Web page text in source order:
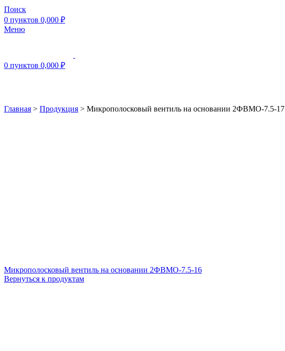
Поиск
0 пунктов 0,000 ₽
Меню
0 пунктов 0,000 ₽
Главная > Продукция > Микрополосковый вентиль на основании 2ФВМO-7.5-17
Микрополосковый вентиль на основании 2ФВМO-7.5-16
Вернуться к продуктам